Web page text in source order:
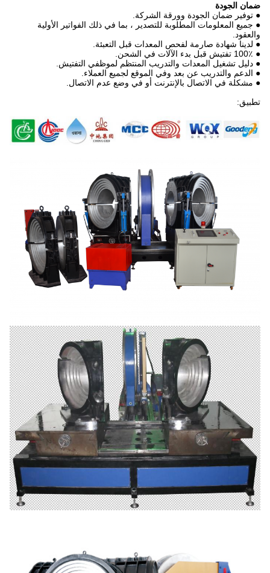
ضمان الجودة
● توفير ضمان الجودة وورقة الشركة.
● جميع المعلومات المطلوبة للتصدير ، بما في ذلك الفواتير الأولية
والعقود.
● لدينا شهادة صارمة لفحص المعدات قبل التعبئة.
● 100٪ تفتيش قبل بدء الآلات في الشحن.
● دليل تشغيل المعدات والتدريب المنتظم لموظفي التفتيش.
● الدعم والتدريب عن بعد وفي الموقع لجميع العملاء.
● مشكلة في الاتصال بالإنترنت أو في وضع عدم الاتصال.
تطبيق: